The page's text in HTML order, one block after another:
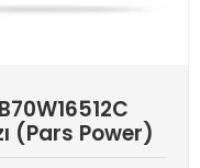
(Pars Power)